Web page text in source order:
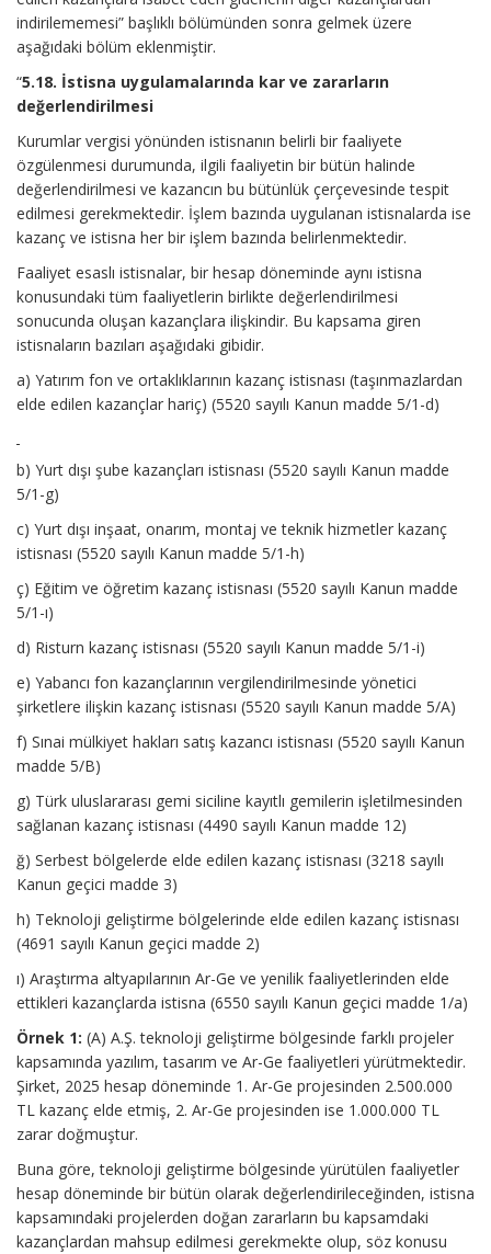
indirilememesi” başlıklı bölümünden sonra gelmek üzere
aşağıdaki bölüm eklenmiştir.
“5.18. İstisna uygulamalarında kar ve zararların
değerlendirilmesi
Kurumlar vergisi yönünden istisnanın belirli bir faaliyete
özgülenmesi durumunda, ilgili faaliyetin bir bütün halinde
değerlendirilmesi ve kazancın bu bütünlük çerçevesinde tespit
edilmesi gerekmektedir. İşlem bazında uygulanan istisnalarda ise
kazanç ve istisna her bir işlem bazında belirlenmektedir.
Faaliyet esaslı istisnalar, bir hesap döneminde aynı istisna
konusundaki tüm faaliyetlerin birlikte değerlendirilmesi
sonucunda oluşan kazançlara ilişkindir. Bu kapsama giren
istisnaların bazıları aşağıdaki gibidir.
a) Yatırım fon ve ortaklıklarının kazanç istisnası (taşınmazlardan
elde edilen kazançlar hariç) (5520 sayılı Kanun madde 5/1-d)
b) Yurt dışı şube kazançları istisnası (5520 sayılı Kanun madde
5/1-g)
c) Yurt dışı inşaat, onarım, montaj ve teknik hizmetler kazanç
istisnası (5520 sayılı Kanun madde 5/1-h)
ç) Eğitim ve öğretim kazanç istisnası (5520 sayılı Kanun madde
5/1-ı)
d) Risturn kazanç istisnası (5520 sayılı Kanun madde 5/1-i)
e) Yabancı fon kazançlarının vergilendirilmesinde yönetici
şirketlere ilişkin kazanç istisnası (5520 sayılı Kanun madde 5/A)
f) Sınai mülkiyet hakları satış kazancı istisnası (5520 sayılı Kanun
madde 5/B)
g) Türk uluslararası gemi siciline kayıtlı gemilerin işletilmesinden
sağlanan kazanç istisnası (4490 sayılı Kanun madde 12)
ğ) Serbest bölgelerde elde edilen kazanç istisnası (3218 sayılı
Kanun geçici madde 3)
h) Teknoloji geliştirme bölgelerinde elde edilen kazanç istisnası
(4691 sayılı Kanun geçici madde 2)
ı) Araştırma altyapılarının Ar-Ge ve yenilik faaliyetlerinden elde
ettikleri kazançlarda istisna (6550 sayılı Kanun geçici madde 1/a)
Örnek 1: (A) A.Ş. teknoloji geliştirme bölgesinde farklı projeler
kapsamında yazılım, tasarım ve Ar-Ge faaliyetleri yürütmektedir.
Şirket, 2025 hesap döneminde 1. Ar-Ge projesinden 2.500.000
TL kazanç elde etmiş, 2. Ar-Ge projesinden ise 1.000.000 TL
zarar doğmuştur.
Buna göre, teknoloji geliştirme bölgesinde yürütülen faaliyetler
hesap döneminde bir bütün olarak değerlendirileceğinden, istisna
kapsamındaki projelerden doğan zararların bu kapsamdaki
kazançlardan mahsup edilmesi gerekmekte olup, söz konusu